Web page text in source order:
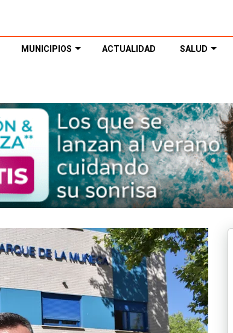
MUNICIPIOS ACTUALIDAD SALUD